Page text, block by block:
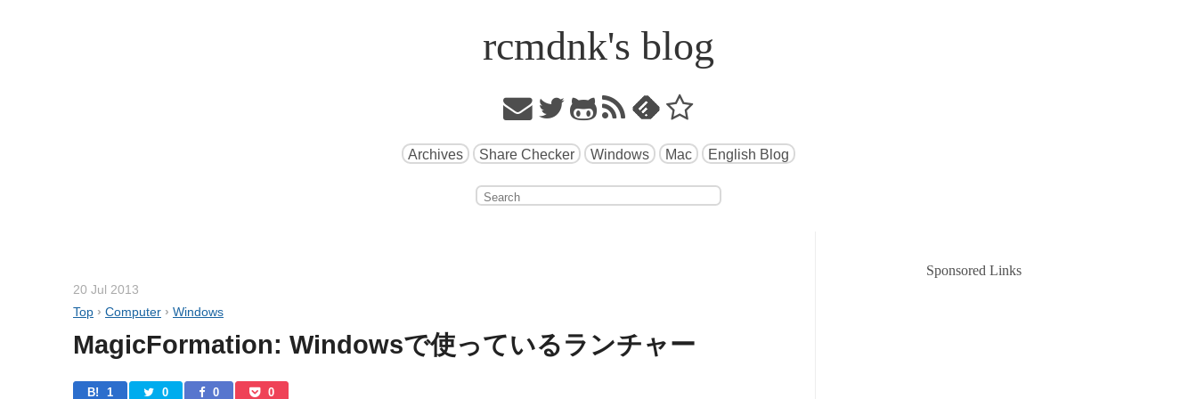
rcmdnk's blog
Archives Share Checker Windows Mac English Blog
20 Jul 2013
Top › Computer › Windows
MagicFormation: Windowsで使っているランチャー
B! 1 0 0 0
Sponsored Links